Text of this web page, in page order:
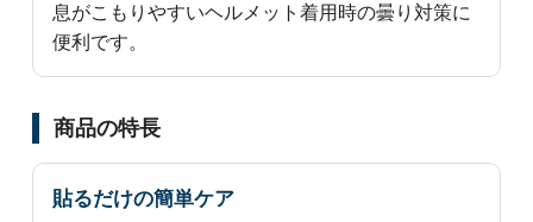
息がこもりやすいヘルメット着用時の曇り対策に
便利です。
商品の特長
貼るだけの簡単ケア